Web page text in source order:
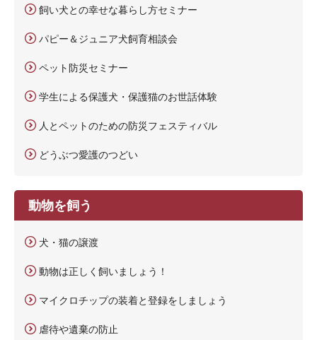
飼い犬との幸せな暮らし方セミナー
パピー＆ジュニア犬飼育相談会
ペット防災セミナー
学生による保護犬・保護猫のお世話体験
人とペットのための防災フェスティバル
どうぶつ愛護のつどい
動物を飼う
犬・猫の譲渡
動物は正しく飼いましょう！
マイクロチップの装着と登録をしましょう
虐待や遺棄の防止